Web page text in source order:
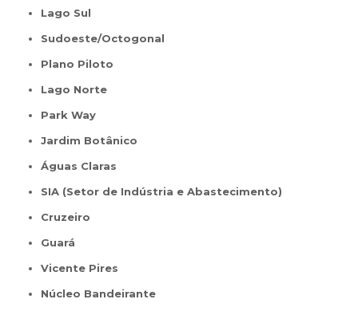
Lago Sul
Sudoeste/Octogonal
Plano Piloto
Lago Norte
Park Way
Jardim Botânico
Águas Claras
SIA (Setor de Indústria e Abastecimento)
Cruzeiro
Guará
Vicente Pires
Núcleo Bandeirante